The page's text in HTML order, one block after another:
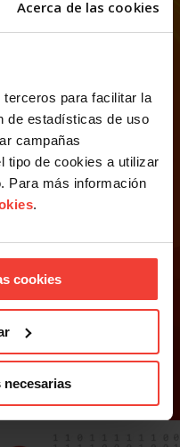
Acerca de las cookies
para facilitar la
de estadísticas de uso
campañas
tipo de cookies a utilizar
Para más información
.
cookies